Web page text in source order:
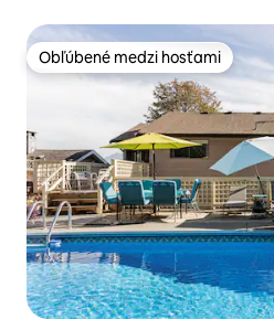
Obľúbené medzi hosťami
Obľúbené medzi hosťami